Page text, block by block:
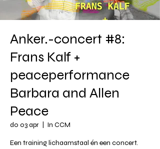
Anker.-concert #8:
Frans Kalf +
peaceperformance
Barbara and Allen
Peace
do 03 apr In CCM
Een training lichaamstaal én een concert.